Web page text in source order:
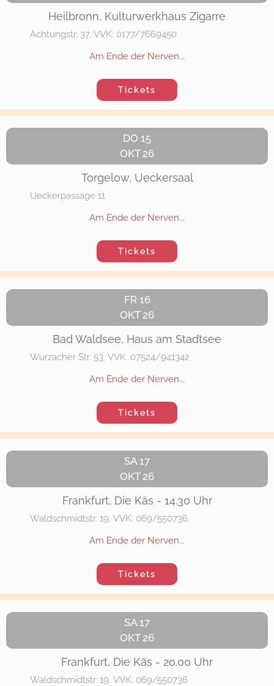
Heilbronn, Kulturwerkhaus Zigarre
Achtungstr. 37, VVK: 0177/7669450
Am Ende der Nerven...
Tickets
DO 15
OKT 26
Torgelow, Ueckersaal
Ueckerpassage 11
Am Ende der Nerven...
Tickets
FR 16
OKT 26
Bad Waldsee, Haus am Stadtsee
Wurzacher Str. 53, VVK: 07524/941342
Am Ende der Nerven...
Tickets
SA 17
OKT 26
Frankfurt, Die Käs - 14.30 Uhr
Waldschmidtstr. 19, VVK: 069/550736
Am Ende der Nerven...
Tickets
SA 17
OKT 26
Frankfurt, Die Käs - 20.00 Uhr
Waldschmidtstr. 19, VVK: 069/550736